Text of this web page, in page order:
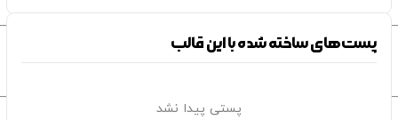
پست‌های ساخته شده با این قالب
پستی پیدا نشد